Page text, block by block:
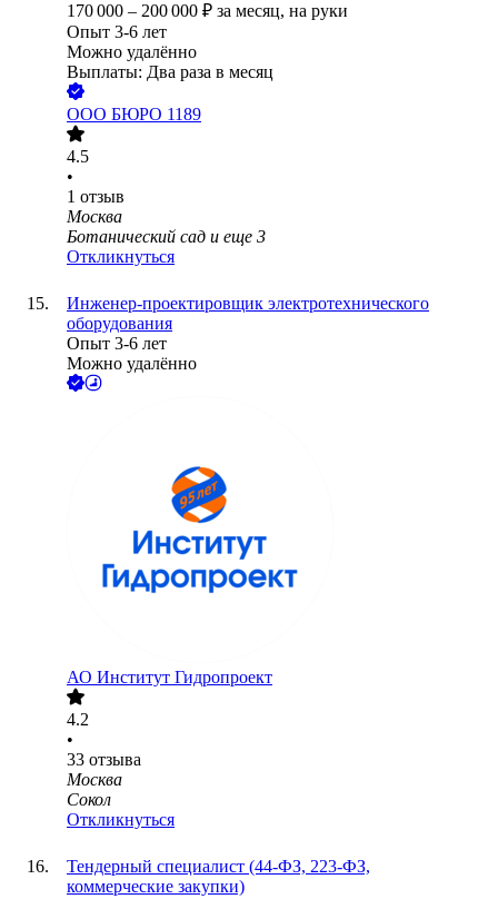
170 000 – 200 000 ₽ за месяц, на руки
Опыт 3-6 лет
Можно удалённо
Выплаты: Два раза в месяц
ООО БЮРО 1189
4.5
•
1 отзыв
Москва
Ботанический сад и еще 3
Откликнуться
Инженер-проектировщик электротехнического
оборудования
Опыт 3-6 лет
Можно удалённо
АО Институт Гидропроект
4.2
•
33 отзыва
Москва
Сокол
Откликнуться
Тендерный специалист (44-ФЗ, 223-ФЗ,
коммерческие закупки)